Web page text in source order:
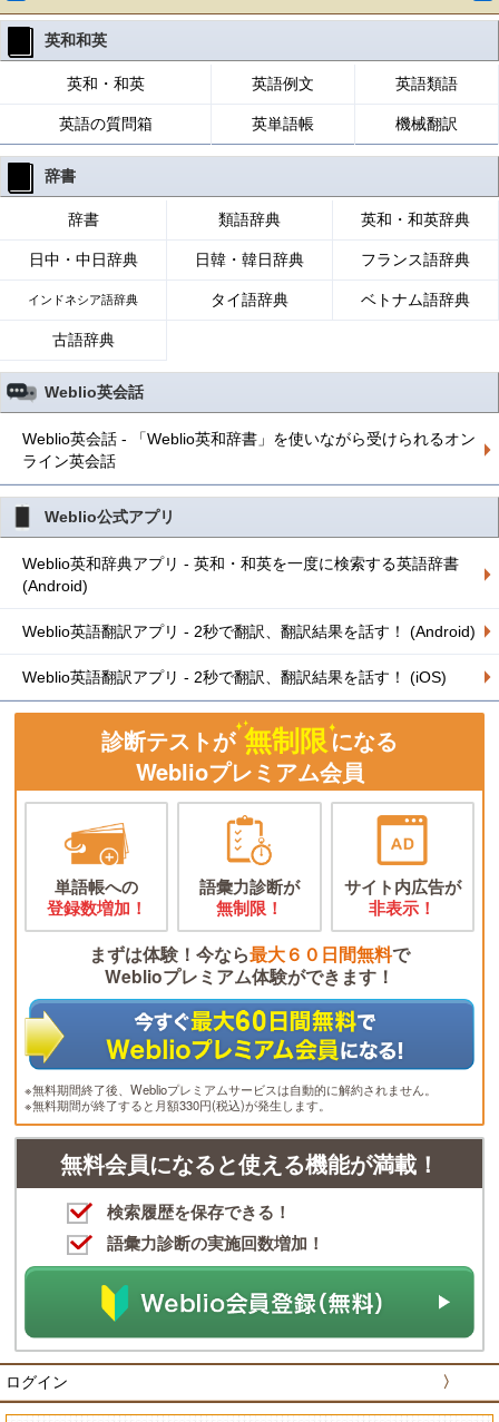
英和和英
英和・和英 英語例文 英語類語
英語の質問箱 英単語帳 機械翻訳
辞書
辞書 類語辞典 英和・和英辞典
日中・中日辞典 日韓・韓日辞典 フランス語辞典
インドネシア語辞典 タイ語辞典 ベトナム語辞典
古語辞典
Weblio英会話
Weblio英会話 - 「Weblio英和辞書」を使いながら受けられるオン
ライン英会話
Weblio公式アプリ
Weblio英和辞典アプリ - 英和・和英を一度に検索する英語辞書
(Android)
Weblio英語翻訳アプリ - 2秒で翻訳、翻訳結果を話す！ (Android)
Weblio英語翻訳アプリ - 2秒で翻訳、翻訳結果を話す！ (iOS)
診断テストが 無制限になる
Weblioプレミアム会員
単語帳への
登録数増加！
語彙力診断が
無制限！
サイト内広告が
非表示！
まずは体験！今なら最大６０日間無料で
Weblioプレミアム体験ができます！
※無料期間終了後、Weblioプレミアムサービスは自動的に解約されません。
※無料期間が終了すると月額330円(税込)が発生します。
無料会員になると使える機能が満載！
検索履歴を保存できる！
語彙力診断の実施回数増加！
ログイン 〉